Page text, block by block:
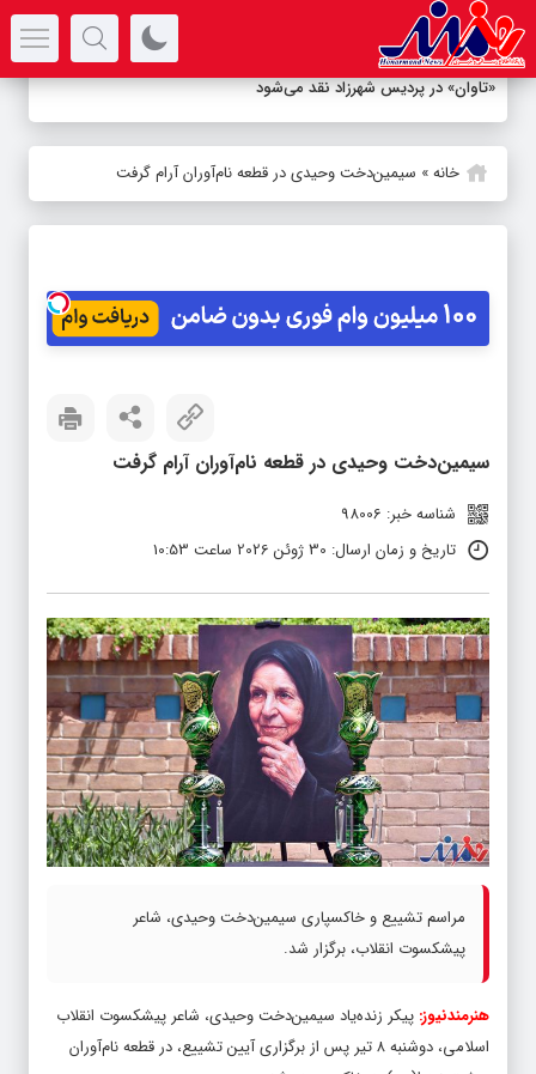
«تاوان» در پردیس شهرزاد نقد می‌شود
خانه» سیمین‌دخت وحیدی در قطعه نام‌آوران آرام گرفت
سیمین‌دخت وحیدی در قطعه نام‌آوران آرام گرفت
شناسه خبر: 98006
تاریخ و زمان ارسال: 30 ژوئن 2026 ساعت 10:53
مراسم تشییع و خاکسپاری سیمین‌دخت وحیدی، شاعر
پیشکسوت انقلاب، برگزار شد.
هنرمندنیوز: پیکر زنده‌یاد سیمین‌دخت وحیدی، شاعر پیشکسوت انقلاب
اسلامی، دوشنبه ۸ تیر پس از برگزاری آیین تشییع، در قطعه نام‌آوران